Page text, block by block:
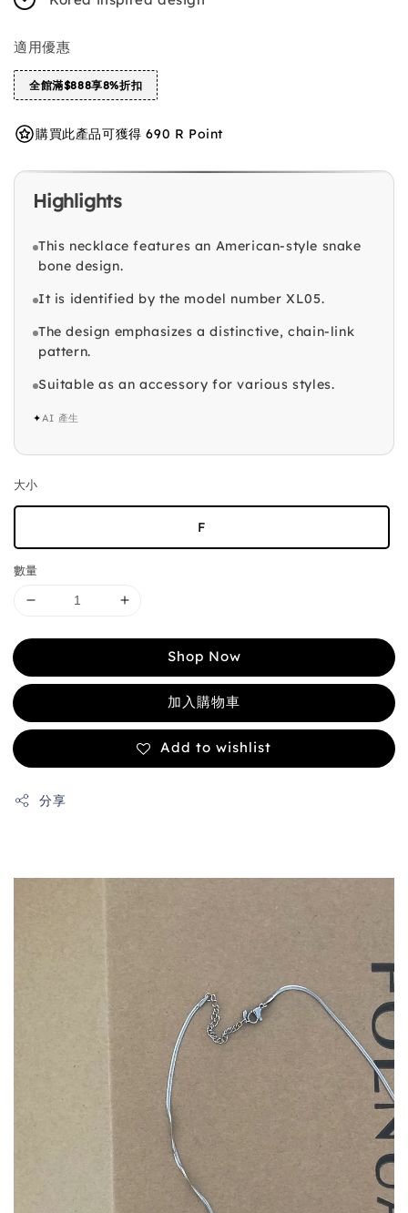
適用優惠
全館滿$888享8%折扣
購買此產品可獲得 690 R Point
Highlights
This necklace features an American-style snake
bone design.
It is identified by the model number XL05.
The design emphasizes a distinctive, chain-link
pattern.
Suitable as an accessory for various styles.
✦AI 產生
大小
F
數量
Shop Now
加入購物車
Add to wishlist
分享